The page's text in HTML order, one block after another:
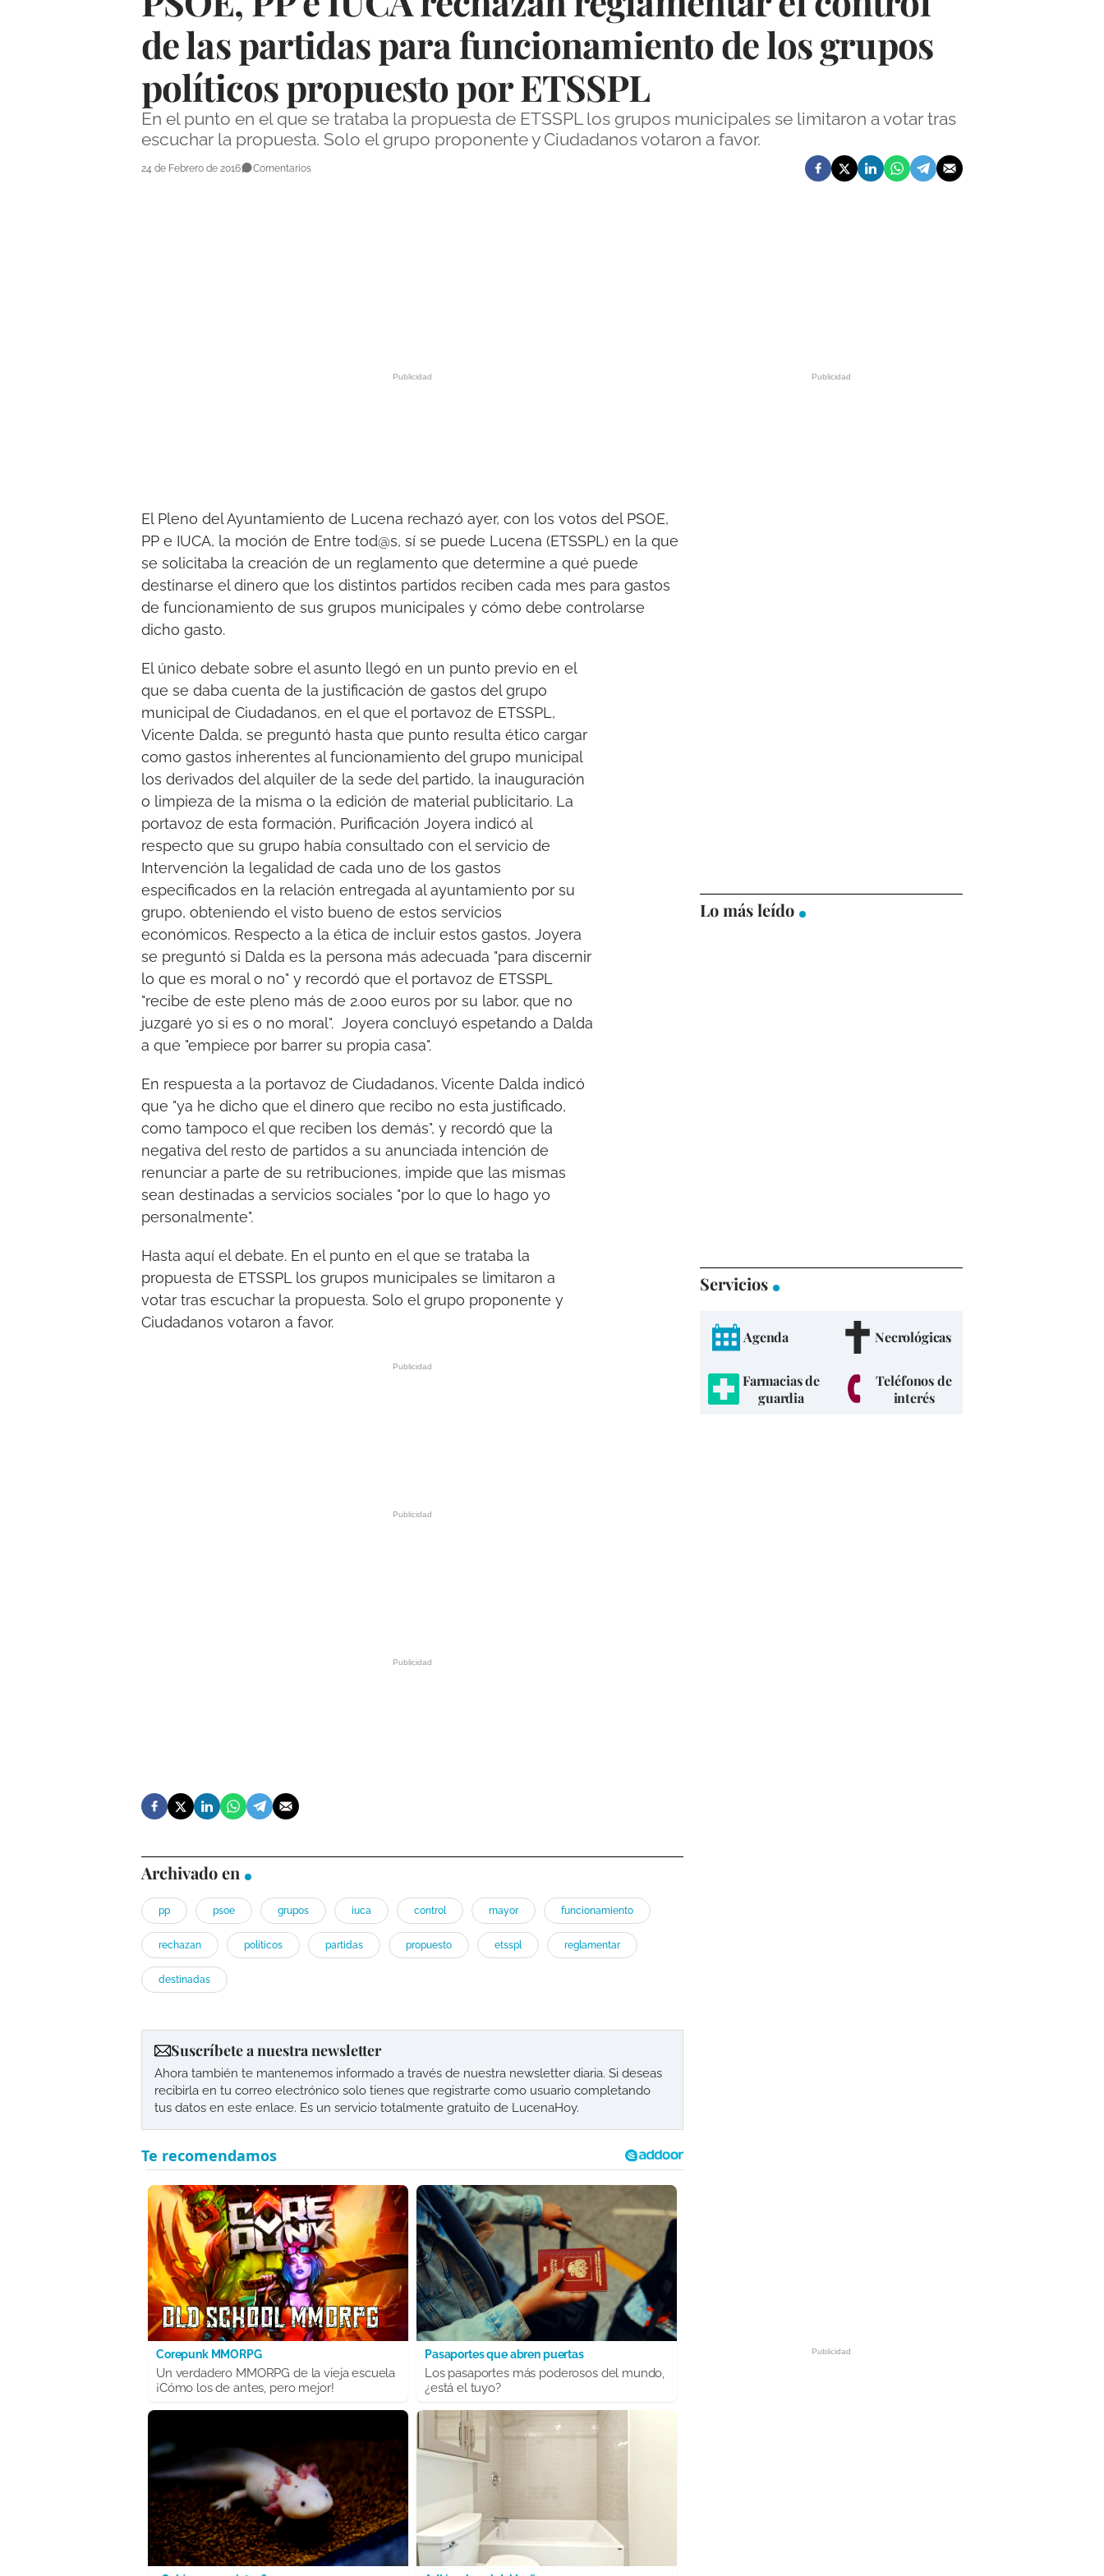
de las partidas para funcionamiento de los grupos
políticos propuesto por ETSSPL
En el punto en el que se trataba la propuesta de ETSSPL los grupos municipales se limitaron a votar tras
escuchar la propuesta. Solo el grupo proponente y Ciudadanos votaron a favor.
24 de Febrero de 2016 Comentarios
El Pleno del Ayuntamiento de Lucena rechazó ayer, con los votos del PSOE,
PP e IUCA, la moción de Entre tod@s, sí se puede Lucena (ETSSPL) en la que
se solicitaba la creación de un reglamento que determine a qué puede
destinarse el dinero que los distintos partidos reciben cada mes para gastos
de funcionamiento de sus grupos municipales y cómo debe controlarse
dicho gasto.
El único debate sobre el asunto llegó en un punto previo en el
que se daba cuenta de la justificación de gastos del grupo
municipal de Ciudadanos, en el que el portavoz de ETSSPL,
Vicente Dalda, se preguntó hasta que punto resulta ético cargar
como gastos inherentes al funcionamiento del grupo municipal
los derivados del alquiler de la sede del partido, la inauguración
o limpieza de la misma o la edición de material publicitario. La
portavoz de esta formación, Purificación Joyera indicó al
respecto que su grupo había consultado con el servicio de
Intervención la legalidad de cada uno de los gastos
especificados en la relación entregada al ayuntamiento por su
grupo, obteniendo el visto bueno de estos servicios
económicos. Respecto a la ética de incluir estos gastos, Joyera
se preguntó si Dalda es la persona más adecuada "para discernir
lo que es moral o no" y recordó que el portavoz de ETSSPL
"recibe de este pleno más de 2.000 euros por su labor, que no
juzgaré yo si es o no moral". Joyera concluyó espetando a Dalda
a que "empiece por barrer su propia casa".
En respuesta a la portavoz de Ciudadanos, Vicente Dalda indicó
que "ya he dicho que el dinero que recibo no esta justificado,
como tampoco el que reciben los demás", y recordó que la
negativa del resto de partidos a su anunciada intención de
renunciar a parte de su retribuciones, impide que las mismas
sean destinadas a servicios sociales "por lo que lo hago yo
personalmente".
Hasta aquí el debate. En el punto en el que se trataba la
propuesta de ETSSPL los grupos municipales se limitaron a
votar tras escuchar la propuesta. Solo el grupo proponente y
Ciudadanos votaron a favor.
Archivado en
pp psoe grupos iuca control mayor funcionamiento
rechazan políticos partidas propuesto etsspl reglamentar
destinadas
Suscríbete a nuestra newsletter
Ahora también te mantenemos informado a través de nuestra newsletter diaria. Si deseas
recibirla en tu correo electrónico solo tienes que registrarte como usuario completando
tus datos en este enlace. Es un servicio totalmente gratuito de LucenaHoy.
Corepunk MMORPG
Un verdadero MMORPG de la vieja escuela
¡Cómo los de antes, pero mejor!
Pasaportes que abren puertas
Los pasaportes más poderosos del mundo,
¿está el tuyo?
Lo más leído
Servicios
Agenda Necrológicas
Farmacias de
guardia
Teléfonos de
interés